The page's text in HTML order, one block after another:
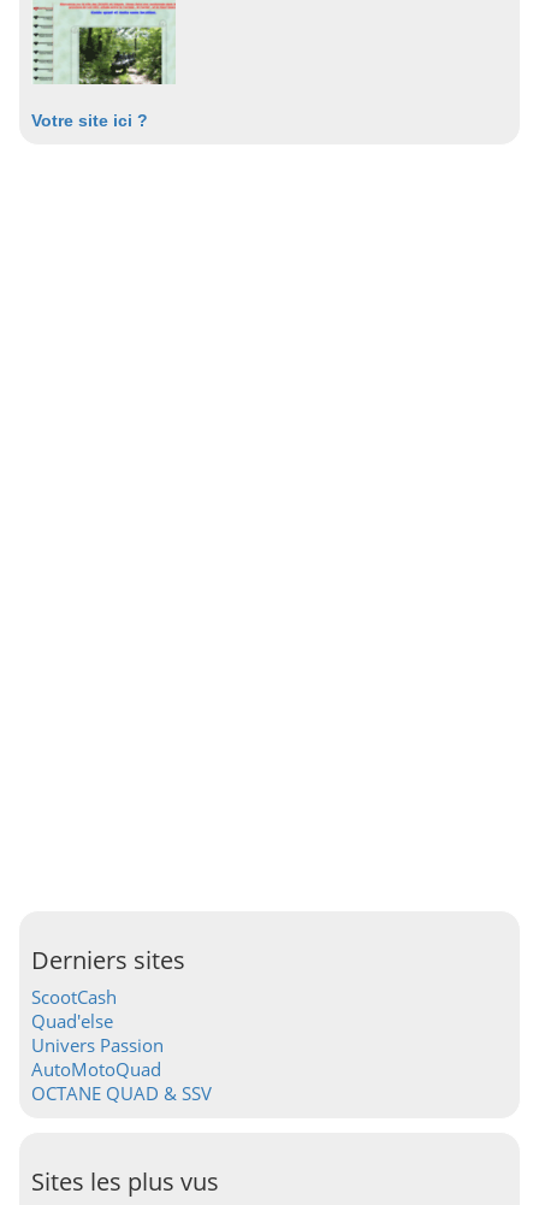
Votre site ici ?
Derniers sites
ScootCash
Quad'else
Univers Passion
AutoMotoQuad
OCTANE QUAD & SSV
Sites les plus vus